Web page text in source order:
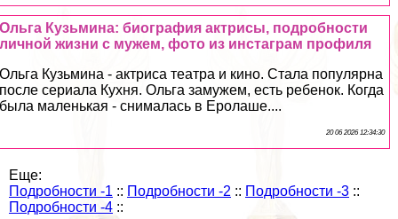
Ольга Кузьмина: биография актрисы, подробности
личной жизни с мужем, фото из инстаграм профиля
Ольга Кузьмина - актриса театра и кино. Стала популярна
после сериала Кухня. Ольга замужем, есть ребенок. Когда
была маленькая - снималась в Еролаше....
20 06 2026 12:34:30
Еще:
Подробности -1 :: Подробности -2 :: Подробности -3 ::
Подробности -4 ::